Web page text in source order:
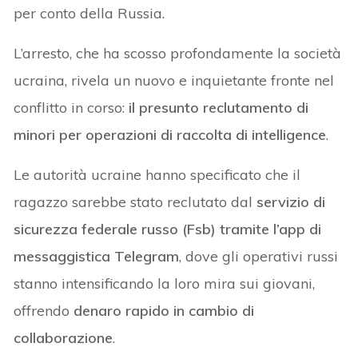
per conto della Russia.
L’arresto, che ha scosso profondamente la società
ucraina, rivela un nuovo e inquietante fronte nel
conflitto in corso: il presunto reclutamento di
minori per operazioni di raccolta di intelligence.
Le autorità ucraine hanno specificato che il
ragazzo sarebbe stato reclutato dal servizio di
sicurezza federale russo (Fsb) tramite l’app di
messaggistica Telegram, dove gli operativi russi
stanno intensificando la loro mira sui giovani,
offrendo denaro rapido in cambio di
collaborazione.